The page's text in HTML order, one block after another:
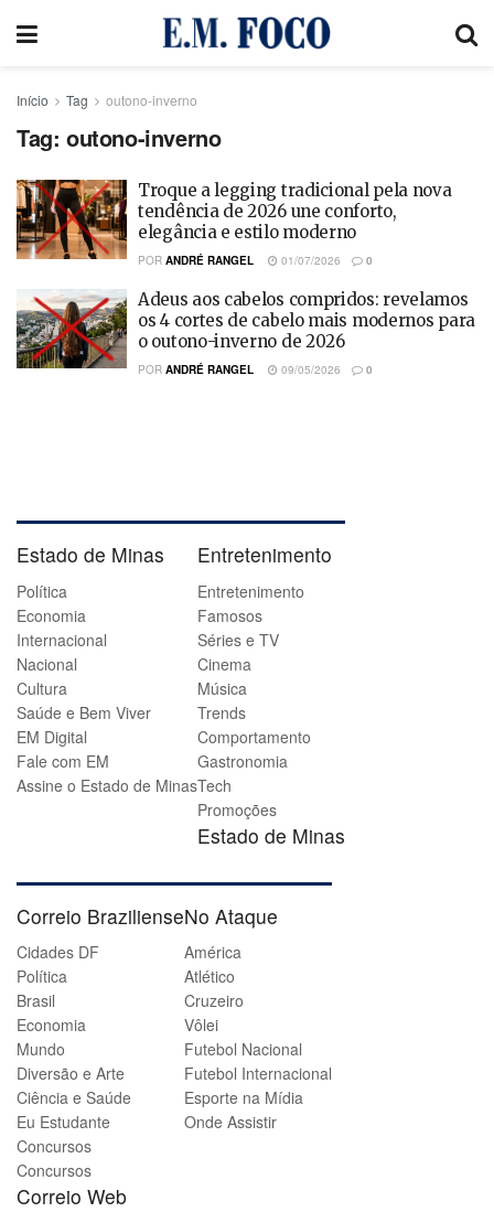
Início Tag outono-inverno
Tag: outono-inverno
Troque a legging tradicional pela nova
tendência de 2026 une conforto,
elegância e estilo moderno
POR ANDRÉ RANGEL 01/07/2026 0
Adeus aos cabelos compridos: revelamos
os 4 cortes de cabelo mais modernos para
o outono-inverno de 2026
POR ANDRÉ RANGEL 09/05/2026 0
Estado de Minas
Política
Economia
Internacional
Nacional
Cultura
Saúde e Bem Viver
EM Digital
Fale com EM
Assine o Estado de Minas
Entretenimento
Entretenimento
Famosos
Séries e TV
Cinema
Música
Trends
Comportamento
Gastronomia
Tech
Promoções
Estado de Minas
Correio Braziliense
Cidades DF
Política
Brasil
Economia
Mundo
Diversão e Arte
Ciência e Saúde
Eu Estudante
Concursos
Concursos
Correio Web
No Ataque
América
Atlético
Cruzeiro
Vôlei
Futebol Nacional
Futebol Internacional
Esporte na Mídia
Onde Assistir